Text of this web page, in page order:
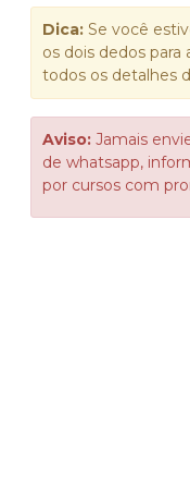
Dica: Se você
os dois dedos
todos os detalhes
Aviso: Jamais
de whatsapp,
por cursos com